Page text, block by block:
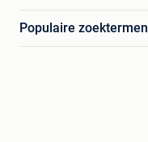
Populaire zoektermen